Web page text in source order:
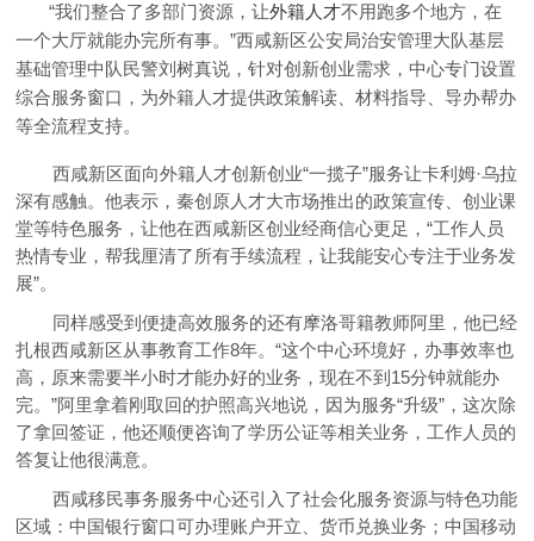
“我们整合了多部门资源，让外籍人才不用跑多个地方，在
一个大厅就能办完所有事。”西咸新区公安局治安管理大队基层
基础管理中队民警刘树真说，针对创新创业需求，中心专门设置
综合服务窗口，为外籍人才提供政策解读、材料指导、导办帮办
等全流程支持。
西咸新区面向外籍人才创新创业“一揽子”服务让卡利姆·乌拉
深有感触。他表示，秦创原人才大市场推出的政策宣传、创业课
堂等特色服务，让他在西咸新区创业经商信心更足，“工作人员
热情专业，帮我厘清了所有手续流程，让我能安心专注于业务发
展”。
同样感受到便捷高效服务的还有摩洛哥籍教师阿里，他已经
扎根西咸新区从事教育工作8年。“这个中心环境好，办事效率也
高，原来需要半小时才能办好的业务，现在不到15分钟就能办
完。”阿里拿着刚取回的护照高兴地说，因为服务“升级”，这次除
了拿回签证，他还顺便咨询了学历公证等相关业务，工作人员的
答复让他很满意。
西咸移民事务服务中心还引入了社会化服务资源与特色功能
区域：中国银行窗口可办理账户开立、货币兑换业务；中国移动